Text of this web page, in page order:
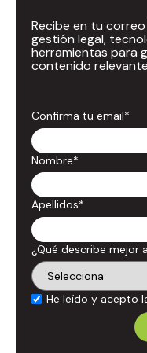
Recibe en tu
gestión legal,
herramientas para
contenido
Confirma tu email*
Nombre*
Apellidos*
¿Qué describe mejor
He leído y acepto